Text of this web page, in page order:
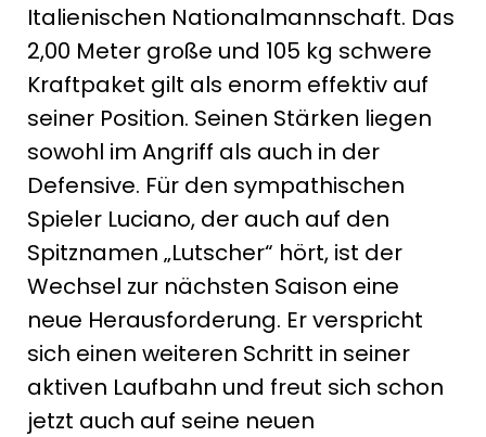
Italienischen Nationalmannschaft. Das
2,00 Meter große und 105 kg schwere
Kraftpaket gilt als enorm effektiv auf
seiner Position. Seinen Stärken liegen
sowohl im Angriff als auch in der
Defensive. Für den sympathischen
Spieler Luciano, der auch auf den
Spitznamen „Lutscher“ hört, ist der
Wechsel zur nächsten Saison eine
neue Herausforderung. Er verspricht
sich einen weiteren Schritt in seiner
aktiven Laufbahn und freut sich schon
jetzt auch auf seine neuen